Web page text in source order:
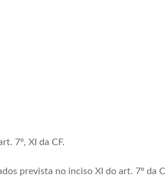
7º, XI da CF.
prevista no inciso XI do art. 7º da